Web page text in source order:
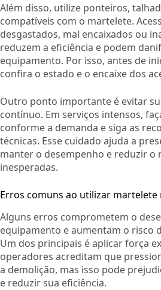
Além disso, utilize ponteiros,
compatíveis com o martelete.
desgastados, mal encaixados ou
reduzem a eficiência e podem
equipamento. Por isso, antes de
confira o estado e o encaixe dos
Outro ponto importante é evitar
contínuo. Em serviços intensos,
conforme a demanda e siga as
técnicas. Esse cuidado ajuda a
manter o desempenho e reduzir o
inesperadas.
Erros comuns ao utilizar
Alguns erros comprometem o
equipamento e aumentam o risco
Um dos principais é aplicar força
operadores acreditam que
a demolição, mas isso pode
e reduzir sua eficiência.